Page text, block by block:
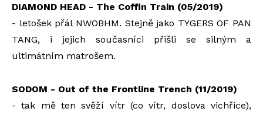
DIAMOND HEAD - The Coffin Train (05/2019)
- letošek přál NWOBHM. Stejně jako TYGERS OF PAN
TANG, i jejich současníci přišli se silným a
ultimátním matrošem.
SODOM - Out of the Frontline Trench (11/2019)
- tak mě ten svěží vítr (co vítr, doslova vichřice),